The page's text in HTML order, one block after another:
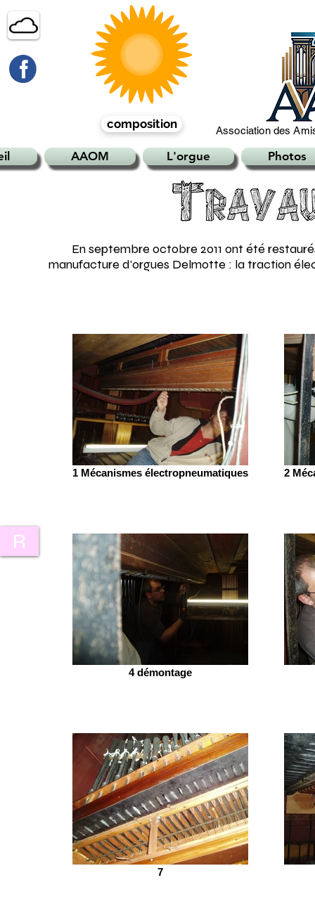
composition Association des
AAOM L'orgue Photos
R
En septembre octobre 2011 ont été
manufacture d'orgues Delmotte : la traction
1 Mécanismes électropneumatiques 2
4 démontage
7